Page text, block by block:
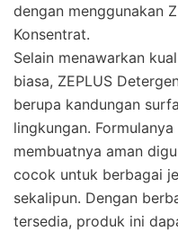
dengan menggunakan
Konsentrat.
Selain menawarkan
biasa, ZEPLUS
berupa kandungan
lingkungan.
membuatnya aman
cocok untuk berbagai
sekalipun. Dengan
tersedia, produk ini